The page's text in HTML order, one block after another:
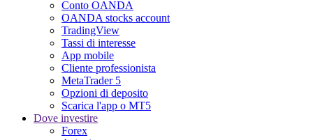
Conto OANDA
OANDA stocks account
TradingView
Tassi di interesse
App mobile
Cliente professionista
MetaTrader 5
Opzioni di deposito
Scarica l'app o MT5
Dove investire
Forex